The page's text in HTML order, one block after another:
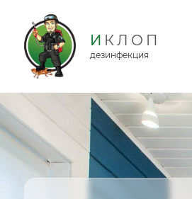
дезинфекция